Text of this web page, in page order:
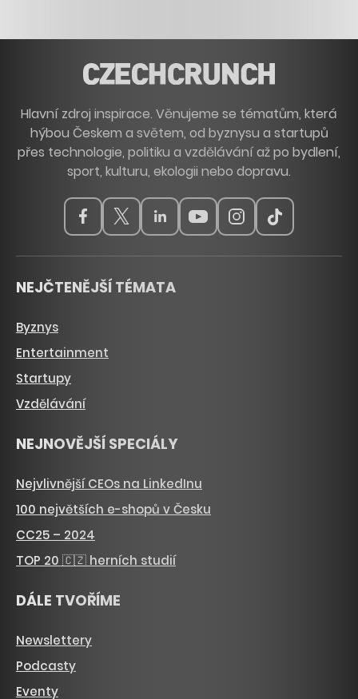
Hlavní zdroj inspirace. Věnujeme se tématům, která
hýbou Českem a světem, od byznysu a startupů
přes technologie, politiku a vzdělávání až po bydlení,
sport, kulturu, ekologii nebo dopravu.
NEJČTENĚJŠÍ TÉMATA
Byznys
Entertainment
Startupy
Vzdělávání
NEJNOVĚJŠÍ SPECIÁLY
Nejvlivnější CEOs na LinkedInu
100 největších e-shopů v Česku
CC25 – 2024
TOP 20 🇨🇿 herních studií
DÁLE TVOŘÍME
Newslettery
Podcasty
Eventy